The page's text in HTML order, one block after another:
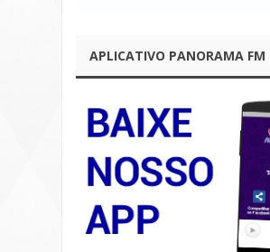
APLICATIVO PANORAMA FM